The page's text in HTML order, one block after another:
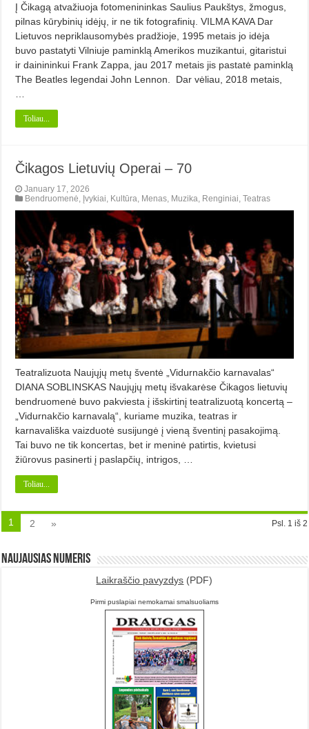
Į Čikagą atvažiuoja fotomenininkas Saulius Paukštys, žmogus,
pilnas kūrybinių idėjų, ir ne tik fotografinių. VILMA KAVA Dar
Lietuvos nepriklausomybės pradžioje, 1995 metais jo idėja
buvo pastatyti Vilniuje paminklą Amerikos muzikantui, gitaristui
ir dainininkui Frank Zappa, jau 2017 metais jis pastatė paminklą
The Beatles legendai John Lennon. Dar vėliau, 2018 metais,
Toliau...
Čikagos Lietuvių Operai – 70
January 17, 2026
Bendruomenė, Įvykiai, Kultūra, Menas, Muzika, Renginiai,Teatras
Teatralizuota Naujųjų metų šventė „Vidurnakčio karnavalas“
DIANA SOBLINSKAS Naujųjų metų išvakarėse Čikagos lietuvių
bendruomenė buvo pakviesta į išskirtinį teatralizuotą koncertą –
„Vidurnakčio karnavalą“, kuriame muzika, teatras ir
karnavališka vaizduotė susijungė į vieną šventinį pasakojimą.
Tai buvo ne tik koncertas, bet ir meninė patirtis, kvietusi
žiūrovus pasinerti į paslapčių, intrigos, …
Toliau...
Psl. 1 iš 2
1 2 »
Naujausias numeris
Laikraščio pavyzdys (PDF)
Pirmi puslapiai nemokamai smalsuoliams